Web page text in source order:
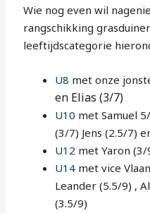
Wie nog even wil
rangschikking
leeftijdscategorie
U8 met onze
en Elias (3/7)
U10 met Samuel
(3/7) Jens (2.5/7)
U12 met Yaron (3/
U14 met vice
Leander (5.5/9) ,
(3.5/9)